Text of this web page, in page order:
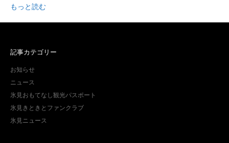
もっと読む
記事カテゴリー
お知らせ
ニュース
氷見おもてなし観光パスポート
氷見きときとファンクラブ
氷見ニュース